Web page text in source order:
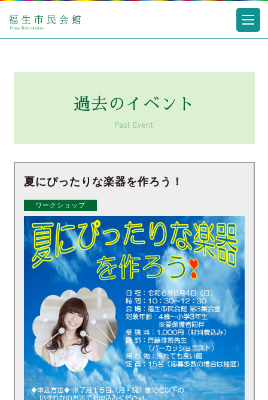
過去のイベント
Past Event
夏にぴったりな楽器を作ろう！
ワークショップ